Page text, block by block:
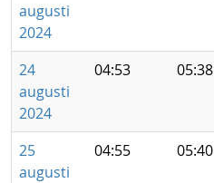
augusti
2024
24
augusti
2024
04:53 05:38
25
augusti
04:55 05:40